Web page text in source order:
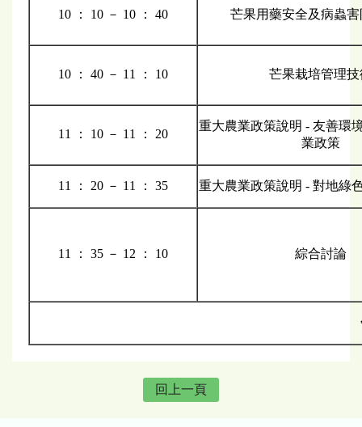
10 ： 10 － 10 ： 40 芒果用藥安全及病蟲
10 ： 40 － 11 ： 10 芒果栽培管理技
11 ： 10 － 11 ： 20
重大農業政策說明 - 友善環
業政策
11 ： 20 － 11 ： 35 重大農業政策說明 - 對地綠
11 ： 35 － 12 ： 10 綜合討論
回上一頁